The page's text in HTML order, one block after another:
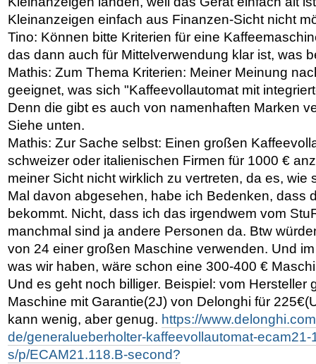
Kleinanzeigen einfach aus Finanzen-Sicht nicht
Tino: Können bitte Kriterien für eine
das dann auch für Mittelverwendung klar ist, was
Mathis: Zum Thema Kriterien: Meiner Meinung
geeignet, was sich "Kaffeevollautomat mit
Denn die gibt es auch von namenhaften Marken
Siehe unten.
Mathis: Zur Sache selbst: Einen großen
schweizer oder italienischen Firmen für 1000 €
meiner Sicht nicht wirklich zu vertreten, da es, wie
Mal davon abgesehen, habe ich Bedenken, dass
bekommt. Nicht, dass ich das irgendwem vom
manchmal sind ja andere Personen da. Btw
von 24 einer großen Maschine verwenden. Und
was wir haben, wäre schon eine 300-400 €
Und es geht noch billiger. Beispiel: vom Hersteller
Maschine mit Garantie(2J) von Delonghi für
kann wenig, aber genug. https://
de/generalueberholter-kaffeevollautomat-
s/p/ECAM21.118.B-second?